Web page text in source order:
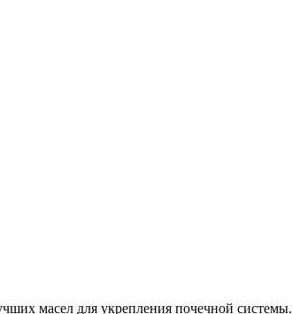
масел для укрепления почечной системы.